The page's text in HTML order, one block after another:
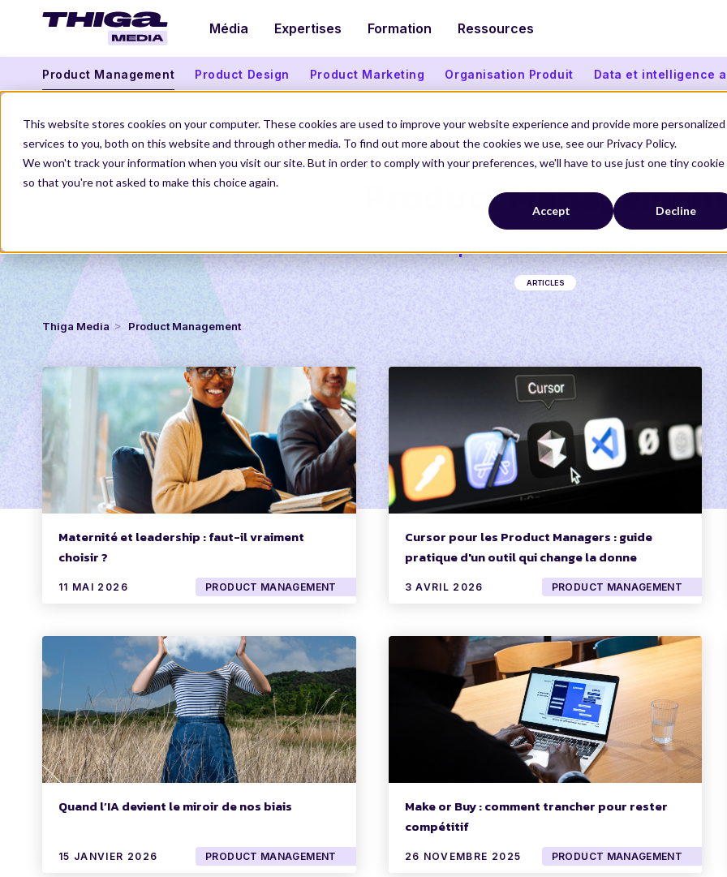
This website stores cookies on your computer. These cookies are used to improve your website experience and provide more personalized
services to you, both on this website and through other media. To find out more about the cookies we use, see our Privacy Policy.
We won't track your information when you visit our site. But in order to comply with your preferences, we'll have to use just one tiny cookie
so that you're not asked to make this choice again.
Accept Decline
Média Expertises Formation Ressources
Product Management Product Design Product Marketing Organisation Produit Data et intelligence
Product Management
Le nec plus ultra des contenus Produit
ARTICLES
Thiga Media Product Management
Maternité et leadership : faut-il vraiment
choisir ?
11 MAI 2026 PRODUCT MANAGEMENT
Cursor pour les Product Managers : guide
pratique d'un outil qui change la donne
3 AVRIL 2026 PRODUCT MANAGEMENT
Quand l’IA devient le miroir de nos biais
15 JANVIER 2026 PRODUCT MANAGEMENT
Make or Buy : comment trancher pour rester
compétitif
26 NOVEMBRE 2025 PRODUCT MANAGEMENT